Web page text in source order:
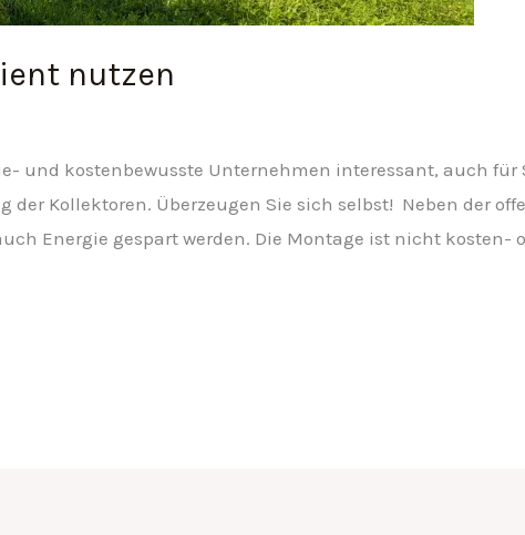
nutzen
und kostenbewusste Unternehmen interessant, auch für
der Kollektoren. Überzeugen Sie sich selbst! Neben der
Energie gespart werden. Die Montage ist nicht kosten-